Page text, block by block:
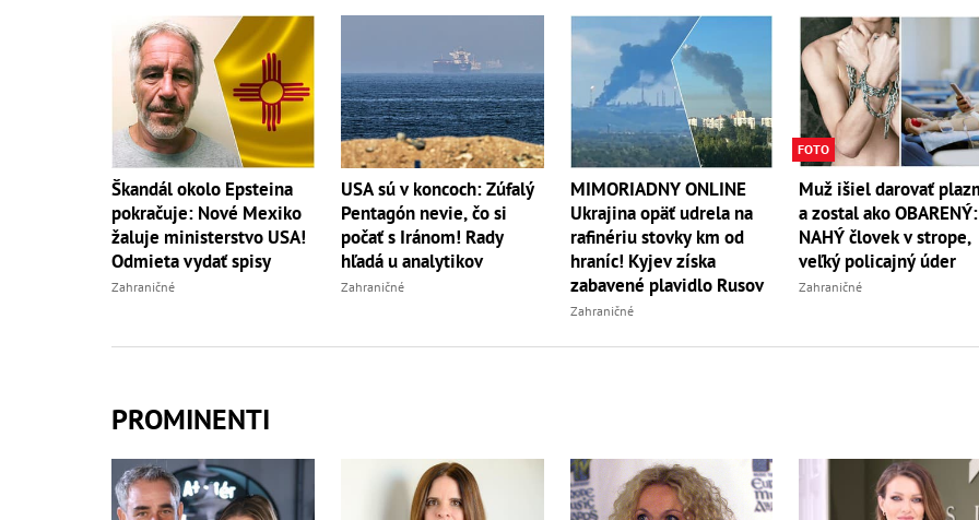
Škandál okolo Epsteina
pokračuje: Nové Mexiko
žaluje ministerstvo USA!
Odmieta vydať spisy
Zahraničné
USA sú v koncoch: Zúfalý
Pentagón nevie, čo si
počať s Iránom! Rady
hľadá u analytikov
Zahraničné
MIMORIADNY ONLINE
Ukrajina opäť udrela na
rafinériu stovky km od
hraníc! Kyjev získa
zabavené plavidlo Rusov
Zahraničné
FOTO
Muž išiel darovať
a zostal ako OBARENÝ:
NAHÝ človek v strope,
veľký policajný úder
Zahraničné
PROMINENTI